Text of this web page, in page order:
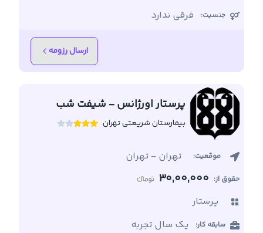
جنسیت: فرقی ندارد
ارسال رزومه
پرستار اورژانس - شیفت شب
بیمارستان شریعتی تهران
موقعیت: تهران- تهران
حقوق از: 30,00,000
پرستار
سابقه کار: یک سال تجربه